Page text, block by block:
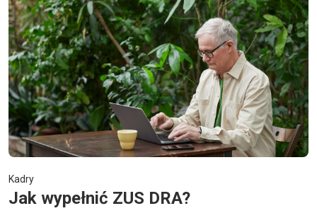
Kadry
Jak wypełnić ZUS DRA?